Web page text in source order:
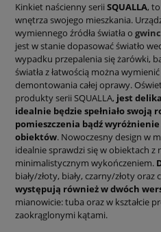
Kinkiet naścienny serii SQUALLA,
wnętrza swojego mieszkania.
wymiennego źródła światła o
jest w stanie dopasować światło
wypadku przepalenia się żarówki,
światła z łatwością można
demontowania całej oprawy.
produkty serii SQUALLA, jest
idealnie będzie spełniało swoją
pomieszczenia bądź
obiektów. Nowoczesny design w
idealnie sprawdzi się w obiektach z
minimalistycznym wykończeniem.
biały/złoty, biały, czarny/złoty oraz
występują również w dwóch
mianowicie: tuba oraz w kształcie
zaokrąglonymi kątami.